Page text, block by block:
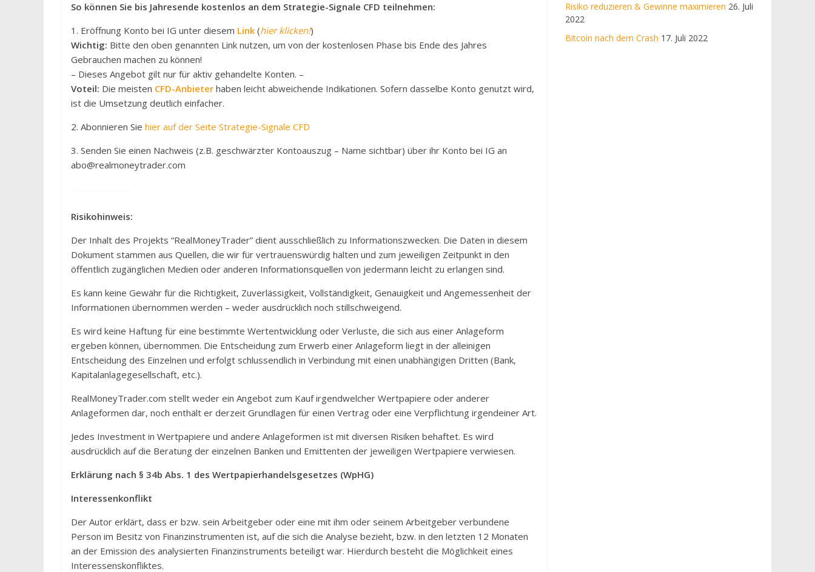
So können Sie bis Jahresende kostenlos an dem Strategie-Signale CFD teilnehmen:
1. Eröffnung Konto bei IG unter diesem Link (hier klicken!)
Wichtig: Bitte den oben genannten Link nutzen, um von der kostenlosen Phase bis Ende des Jahres
Gebrauchen machen zu können!
– Dieses Angebot gilt nur für aktiv gehandelte Konten. –
Voteil: Die meisten CFD-Anbieter haben leicht abweichende Indikationen. Sofern dasselbe Konto genutzt wird,
ist die Umsetzung deutlich einfacher.
2. Abonnieren Sie hier auf der Seite Strategie-Signale CFD
3. Senden Sie einen Nachweis (z.B. geschwärzter Kontoauszug – Name sichtbar) über ihr Konto bei IG an
abo@realmoneytrader.com
Risikohinweis:
Der Inhalt des Projekts “RealMoneyTrader” dient ausschließlich zu Informationszwecken. Die Daten in diesem
Dokument stammen aus Quellen, die wir für vertrauenswürdig halten und zum jeweiligen Zeitpunkt in den
öffentlich zugänglichen Medien oder anderen Informationsquellen von jedermann leicht zu erlangen sind.
Es kann keine Gewähr für die Richtigkeit, Zuverlässigkeit, Vollständigkeit, Genauigkeit und Angemessenheit der
Informationen übernommen werden – weder ausdrücklich noch stillschweigend.
Es wird keine Haftung für eine bestimmte Wertentwicklung oder Verluste, die sich aus einer Anlageform
ergeben können, übernommen. Die Entscheidung zum Erwerb einer Anlageform liegt in der alleinigen
Entscheidung des Einzelnen und erfolgt schlussendlich in Verbindung mit einen unabhängigen Dritten (Bank,
Kapitalanlagegesellschaft, etc.).
RealMoneyTrader.com stellt weder ein Angebot zum Kauf irgendwelcher Wertpapiere oder anderer
Anlageformen dar, noch enthält er derzeit Grundlagen für einen Vertrag oder eine Verpflichtung irgendeiner Art.
Jedes Investment in Wertpapiere und andere Anlageformen ist mit diversen Risiken behaftet. Es wird
ausdrücklich auf die Beratung der einzelnen Banken und Emittenten der jeweiligen Wertpapiere verwiesen.
Erklärung nach § 34b Abs. 1 des Wertpapierhandelsgesetzes (WpHG)
Interessenkonflikt
Der Autor erklärt, dass er bzw. sein Arbeitgeber oder eine mit ihm oder seinem Arbeitgeber verbundene
Person im Besitz von Finanzinstrumenten ist, auf die sich die Analyse bezieht, bzw. in den letzten 12 Monaten
an der Emission des analysierten Finanzinstruments beteiligt war. Hierdurch besteht die Möglichkeit eines
Interessenskonfliktes.
Risiko reduzieren & Gewinne maximieren 26. Juli
2022
Bitcoin nach dem Crash 17. Juli 2022